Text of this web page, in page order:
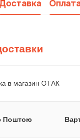
Доставка
в магазин ОТАК
Поштою